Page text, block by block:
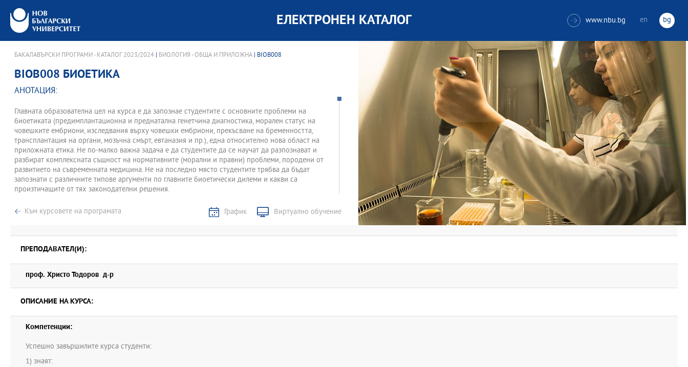
ЕЛЕКТРОНЕН КАТАЛОГ  www.nbu.bg en bg
БАКАЛАВЪРСКИ ПРОГРАМИ - КАТАЛОГ 2023/2024 БИОЛОГИЯ - ОБЩА И ПРИЛОЖНА | BIOB008
BIOB008 БИОЕТИКА
АНОТАЦИЯ:
Главната образователна цел на курса е да запознае студентите с основните проблеми на
биоетиката (предимплантационна и преднатална генетчина диагностика, морален статус на
човешките ембриони, изследвания върху човешки ембриони, прекъсване на бременността,
трансплантация на органи, мозъчна смърт, евтаназия и пр.), една относително нова област на
приложната етика. Не по-малко важна задача е да студентите да се научат да разпознават и
разбират комплексната същност на нормативните (морални и правни) проблеми, породени от
развитието на съвременната медицина. Не на последно място студентите трябва да бъдат
запознати с различните типове аргументи по главните биоетически дилеми и какви са
произтичащите от тях законодателни решения.
Към курсовете на програмата График Виртуално обучение
ПРЕПОДАВАТЕЛ(И):
проф. Христо Тодоров д-р
ОПИСАНИЕ НА КУРСА:
Компетенции:
Успешно завършилите курса студенти:
1) знаят: